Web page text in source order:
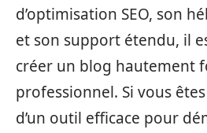
d’optimisation SEO, son
et son support étendu, il
créer un blog hautement
professionnel. Si vous
d’un outil efficace pour